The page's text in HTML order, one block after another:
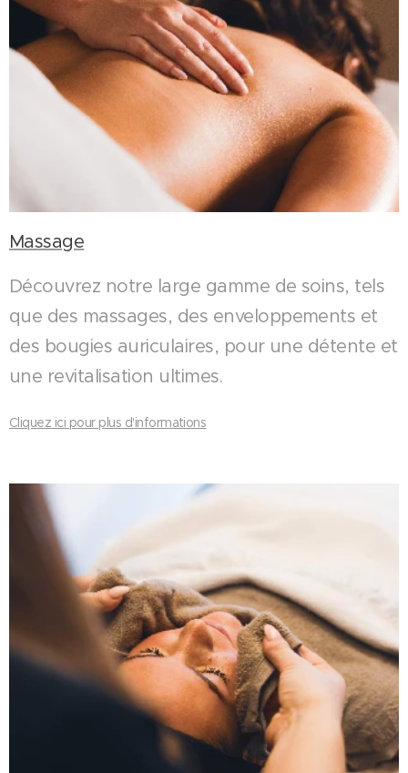
Massage
Découvrez notre large gamme de soins, tels
que des massages, des enveloppements et
des bougies auriculaires, pour une détente et
une revitalisation ultimes.
Cliquez ici pour plus d'informations